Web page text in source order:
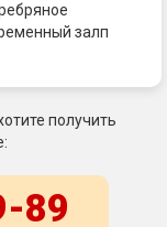
залп
получить
89